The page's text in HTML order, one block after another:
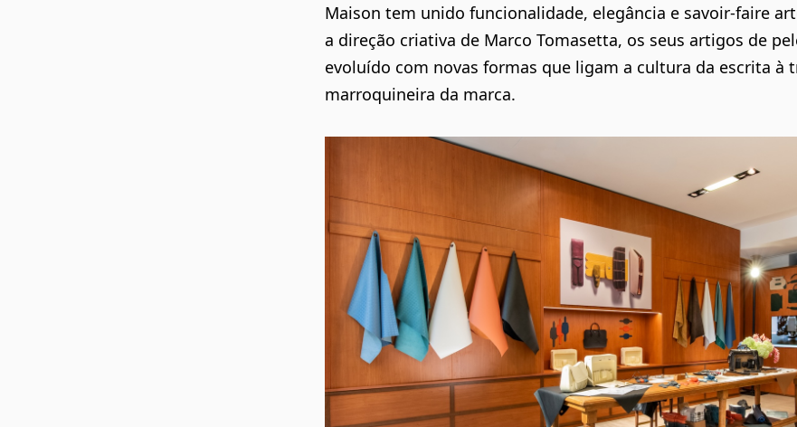
Maison tem unido funcionalidade, elegância e savoir-faire
a direção criativa de Marco Tomasetta, os seus artigos de
evoluído com novas formas que ligam a cultura da escrita à
marroquineira da marca.